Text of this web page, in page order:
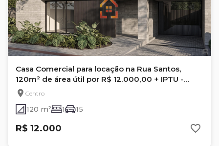
Casa Comercial para locação na Rua Santos,
120m² de área útil por R$ 12.000,00 + IPTU -
Centro, Londrina- Pr
Centro
120 m² 1 15
R$ 12.000